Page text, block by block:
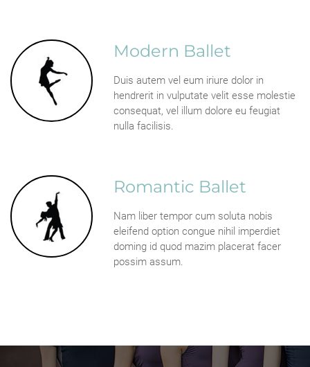
Modern Ballet
Duis autem vel eum iriure dolor in
hendrerit in vulputate velit esse molestie
consequat, vel illum dolore eu feugiat
nulla facilisis.
Romantic Ballet
Nam liber tempor cum soluta nobis
eleifend option congue nihil imperdiet
doming id quod mazim placerat facer
possim assum.